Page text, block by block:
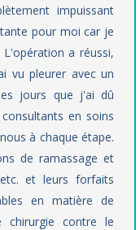
impuissant
pour moi car je
a réussi,
vu pleurer avec un
jours que j'ai dû
en soins
à chaque étape.
de ramassage et
et leurs forfaits
en matière de
chirurgie contre le